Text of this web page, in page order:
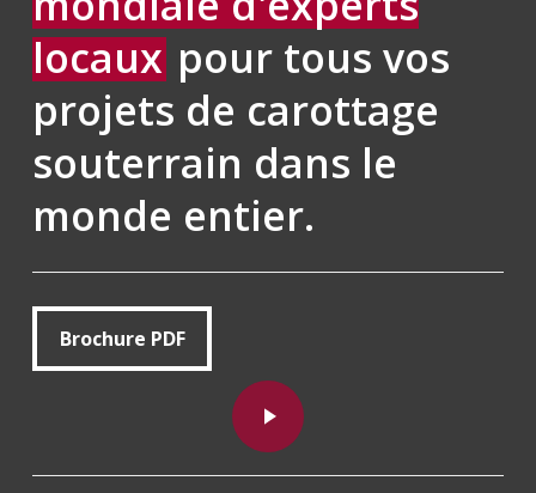
locaux pour tous vos
projets de carottage
souterrain dans le
monde entier.
Brochure PDF
Brochure PDF
Lire la vidéo